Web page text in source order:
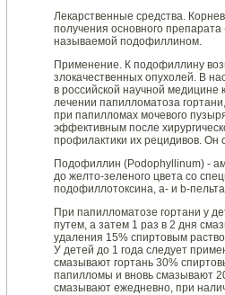
Лекарственные средства.
получения основного
называемой подофиллином.
Применение. К подофиллину
злокачественных опухолей. В
в российской научной медицине
лечении папилломатоза
при папилломах мочевого
эффективным после
профилактики их рецидивов. Он
Подофиллин (Podophyllinum) -
до желто-зеленого цвета со
подофиллотоксина, a- и b-
При папилломатозе гортани у
путем, а затем 1 раз в 2 дня
удаления 15% спиртовым
У детей до 1 года следует
смазывают гортань 30%
папилломы и вновь смазывают
смазывают ежедневно, при